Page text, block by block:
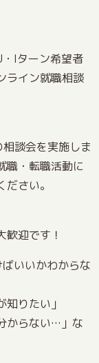
Iターン希望者
ライン就職相談
談会を実施しま
職・転職活動に
さい。
迎です！
いいかわからな
知りたい」
からない…」な